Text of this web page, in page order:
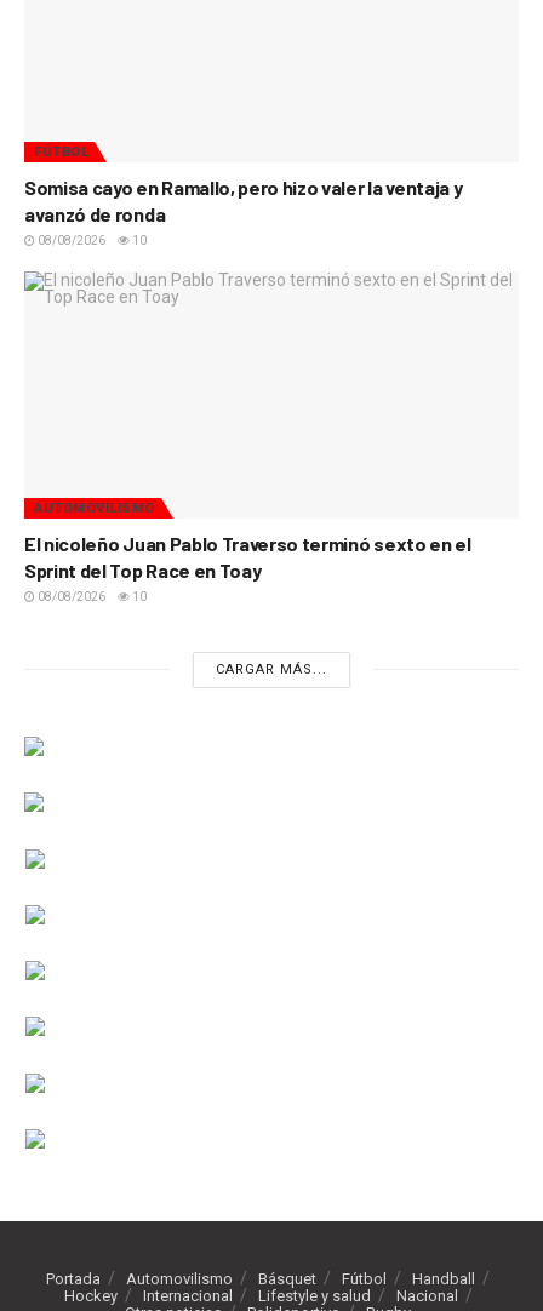
FÚTBOL
Somisa cayo en Ramallo, pero hizo valer la ventaja y
avanzó de ronda
08/08/2026 10
AUTOMOVILISMO
El nicoleño Juan Pablo Traverso terminó sexto en el
Sprint del Top Race en Toay
08/08/2026 10
CARGAR MÁS...
Portada Automovilismo Básquet Fútbol
Handball
Hockey
Internacional Lifestyle y salud
Nacional